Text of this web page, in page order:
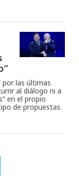
por las últimas
al diálogo ni a
en el propio
de propuestas.